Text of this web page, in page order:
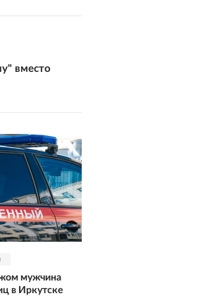
вместо
мужчина
в Иркутске